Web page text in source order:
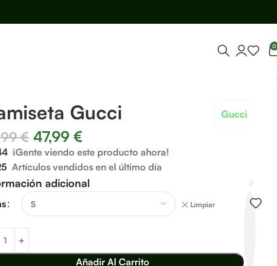
0
Gucci Gucci
€ 47,99€
¡Gente viendo este producto ahora!
Artículos vendidos en el último día
adicional
Limpiar
Añadir Al Carrito